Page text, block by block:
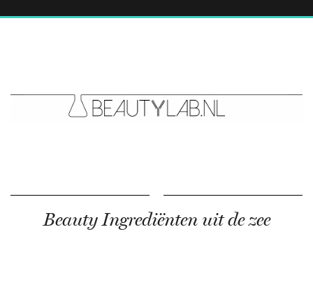
Beauty Ingrediënten uit de zee